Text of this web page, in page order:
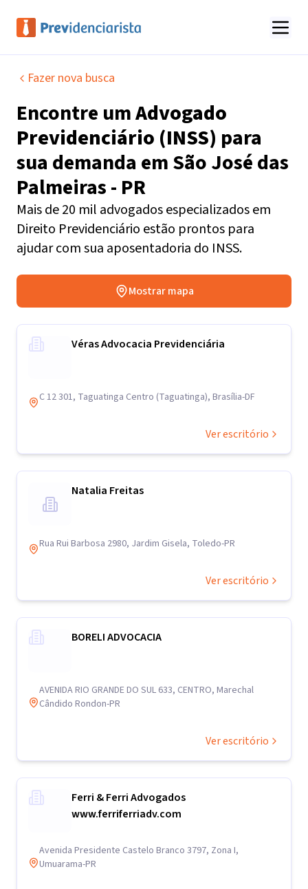
Fazer nova busca
Encontre umAdvogado
Previdenciário (INSS) para
sua demanda emSão José das
Palmeiras - PR
Mais de 20 mil advogados especializados em
Direito Previdenciário estão prontos para
ajudar com sua aposentadoria do INSS.
Mostrar mapa
Véras Advocacia Previdenciária
C 12 301, Taguatinga Centro (Taguatinga), Brasília-DF
Ver escritório
Natalia Freitas
Rua Rui Barbosa 2980, Jardim Gisela, Toledo-PR
Ver escritório
BORELI ADVOCACIA
AVENIDA RIO GRANDE DO SUL 633, CENTRO, Marechal
Cândido Rondon-PR
Ver escritório
Ferri & Ferri Advogados
www.ferriferriadv.com
Avenida Presidente Castelo Branco 3797, Zona I,
Umuarama-PR